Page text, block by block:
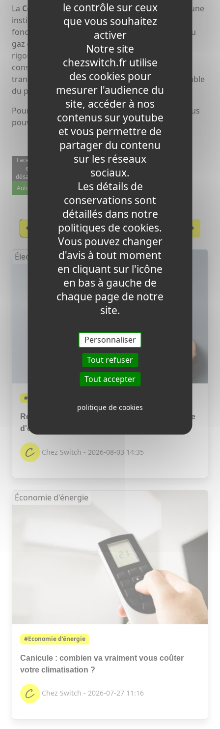
La Commission de Régulation de l'Énergie
est une
institution indispensable pour le bon
fonctionnement des marchés de l'électricité et du
gaz en France. En assurant une régulation
rigoureuse et en protégeant les intérêts des
consommateurs, la CRE joue un rôle clé dans la
transition énergétique et le développement durable
du pays.
Pour en savoir plus sur la CRE et ses activités, vous
pouvez consulter leursite officiel.
Facebook
est
désactivé.
Autoriser
Précèdent Suivant
Électricité
#Électricité
Rentrée 2026 : le combo pour alléger sa facture
d'énergie et de mobile
Chez Switch - 2026-08-03 14:35
Économie d'énergie
#Economie d'énergie
Canicule : combien va vraiment vous coûter
votre climatisation ?
Chez Switch - 2026-07-27 11:16
le contrôle sur ceux
que vous souhaitez
activer
Notre site
chezswitch.fr utilise
des cookies pour
mesurer l'audience du
site, accéder à nos
contenus sur youtube
et vous permettre de
partager du contenu
sur les réseaux
sociaux.
Les détails de
conservations sont
détaillés dans notre
politiques de cookies.
Vous pouvez changer
d'avis à tout moment
en cliquant sur l'icône
en bas à gauche de
chaque page de notre
site.
Personnaliser
Tout refuser
Tout accepter
politique de cookies